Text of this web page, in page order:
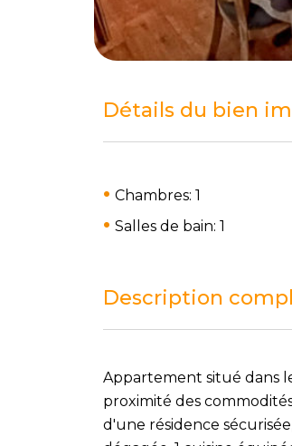
Détails du bien
Chambres: 1
Salles de bain: 1
Description
Appartement situé dans
proximité des
d'une résidence